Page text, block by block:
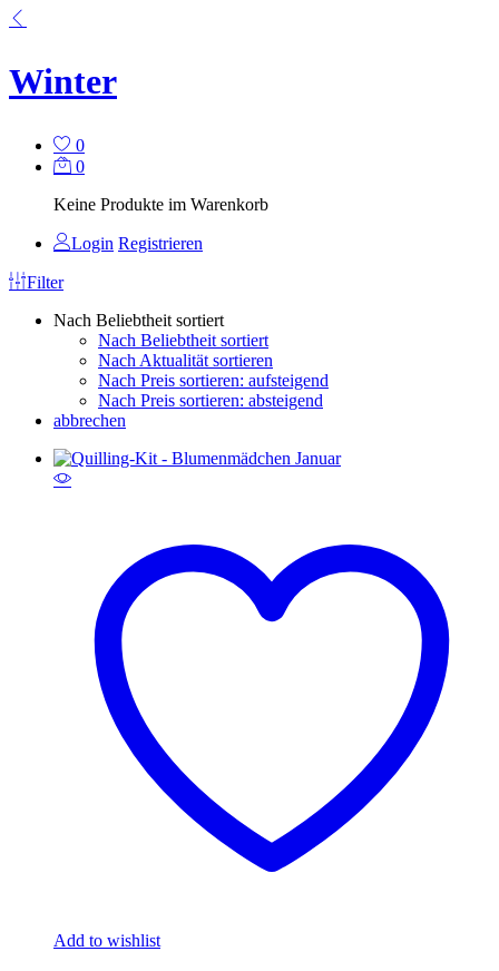
Winter
0
0
Keine Produkte im Warenkorb
Login Registrieren
Filter
Nach Beliebtheit sortiert
Nach Beliebtheit sortiert
Nach Aktualität sortieren
Nach Preis sortieren: aufsteigend
Nach Preis sortieren: absteigend
abbrechen
Add to wishlist